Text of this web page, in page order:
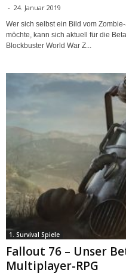
- 24. Januar 2019
Wer sich selbst ein Bild vom
möchte, kann sich aktuell für die
Blockbuster World War Z...
1. Survival Spiele
Fallout 76 – Unser
Multiplayer-RPG